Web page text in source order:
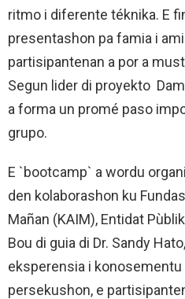
ritmo i diferente téknika. E
presentashon pa famia i
partisipantenan a por a
Segun lider di proyekto
a forma un promé paso
grupo.
E `bootcamp` a wordu
den kolaborashon ku
Mañan (KAIM), Entidat
Bou di guia di Dr. Sandy
eksperensia i konosementu
persekushon, e